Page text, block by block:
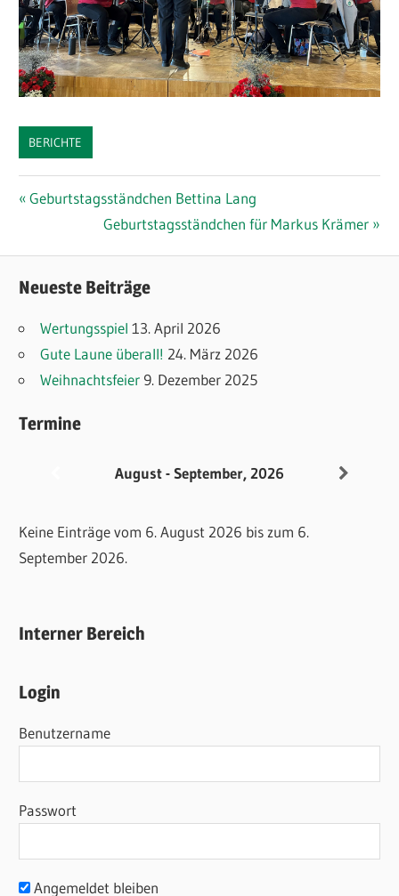
BERICHTE
Beitragsnavigation
Vorheriger
Geburtstagsständchen Bettina Lang
Nächster
Geburtstagsständchen für Markus Krämer
Neueste Beiträge
Wertungsspiel 13. April 2026
Gute Laune überall! 24. März 2026
Weihnachtsfeier 9. Dezember 2025
Termine
August - September, 2026
Keine Einträge vom 6. August 2026 bis zum 6.
September 2026.
Interner Bereich
Login
Benutzername
Passwort
Angemeldet bleiben